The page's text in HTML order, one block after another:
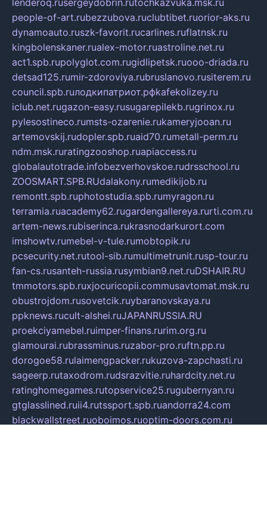
lenderoq.rusergeydobrin.rutochkazvuka.msk.ru
people-of-art.rubezzubova.ruclubtibet.ruorior-aks.ru
dynamoauto.ruszk-favorit.rucarlines.ruflatnsk.ru
kingbolenskaner.rualex-motor.ruastroline.net.ru
act1.spb.rupolyglot.com.rugidlipetsk.ruooo-driada.ru
detsad125.rumir-zdoroviya.rubruslanovo.rusiterem.ru
council.spb.ruлодкипатриот.рфkafekolizey.ru
iclub.net.rugazon-easy.rusugarepilekb.rugrinox.ru
pylesostineco.rumsts-ozarenie.rukameryjooan.ru
artemovskij.rudopler.spb.ruaid70.rumetall-perm.ru
ndm.msk.ruratingzooshop.ruapiaccess.ru
globalautotrade.infobezverhovskoe.rudrsschool.ru
ZOOSMART.SPB.RUdalakony.rumedikijob.ru
remontt.spb.ruphotostudia.spb.rumyragon.ru
terramia.ruacademy62.rugardengallereya.rurti.com.ru
artem-news.rubiserinca.rukrasnodarkurort.com
imshowtv.rumebel-v-tule.rumobtopik.ru
pcsecurity.net.rutool-sib.rumultimetrunit.rusp-tour.ru
fan-cs.rusanteh-russia.rusymbian9.net.ruDSHAIR.RU
tmmotors.spb.ruxjocuricopii.commusavtomat.msk.ru
obustrojdom.rusovetcik.ruybaranovskaya.ru
ppknews.rucult-alshei.ruJAPANRUSSIA.RU
proekciyamebel.ruimper-finans.rurim.org.ru
glamourai.rubrassminus.ruzabor-pro.ruftn.pp.ru
dorogoe58.rulaimengpacker.rukuzova-zapchasti.ru
sageerp.rutaxodrom.rudsrazvitie.ruhardcity.net.ru
ratinghomegames.rutopservice25.rugubernyan.ru
gtglasslined.ruii4.rutssport.spb.ruandorra24.com
blackwallstreet.ruoboimos.ruoptim-doors.com.ru